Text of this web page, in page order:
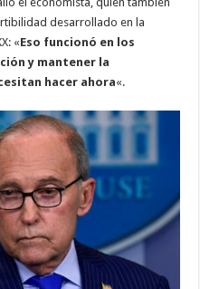
desarrollado en la
«Eso funcionó en los
y mantener la
hacer ahora«.